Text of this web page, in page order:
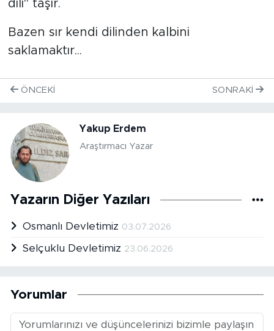
dili" taşır.
Bazen sır kendi dilinden kalbini
saklamaktır...
ÖNCEKI SONRAKI
Yakup Erdem
Araştırmacı Yazar
Yazarın Diğer Yazıları
Osmanlı Devletimiz 03.07.2026
Selçuklu Devletimiz 23.06.2026
Yorumlar